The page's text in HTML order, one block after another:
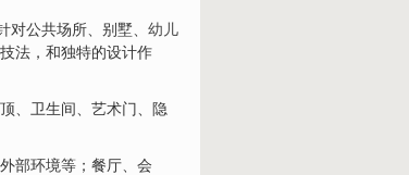
公共场所、别墅、 幼儿
法，和独特的设计作
、卫生间、艺术门、隐
部环境等；餐厅、会